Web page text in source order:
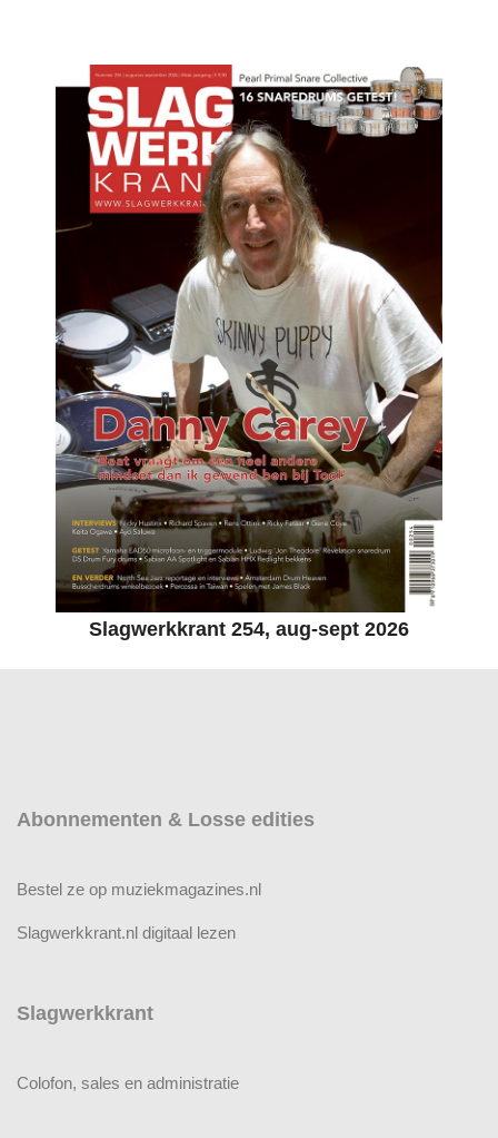
Slagwerkkrant 254, aug-sept 2026
Abonnementen & Losse edities
Bestel ze op muziekmagazines.nl
Slagwerkkrant.nl digitaal lezen
Slagwerkkrant
Colofon, sales en administratie